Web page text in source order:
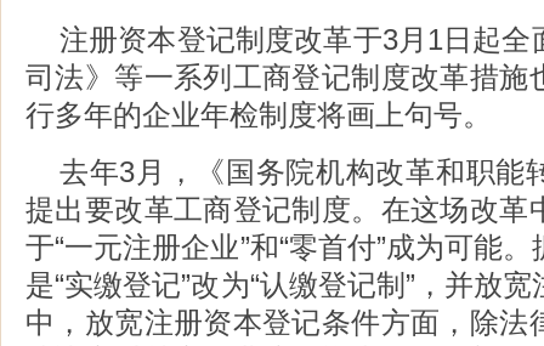
注册资本登记制度改革于3月1日起
司法》等一系列工商登记制度改革措施
行多年的企业年检制度将画上句号。
去年3月，《国务院机构改革和职能
提出要改革工商登记制度。在这场改革
于“一元注册企业”和“零首付”成为可能
是“实缴登记”改为“认缴登记制”，并放
中，放宽注册资本登记条件方面，除法